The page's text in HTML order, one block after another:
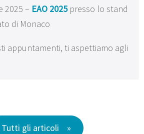
2025 – EAO 2025 presso lo stand
di Monaco
appuntamenti, ti aspettiamo agli
Tutti gli articoli